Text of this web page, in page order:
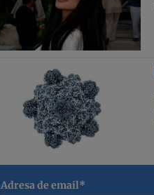
Adresa de email*